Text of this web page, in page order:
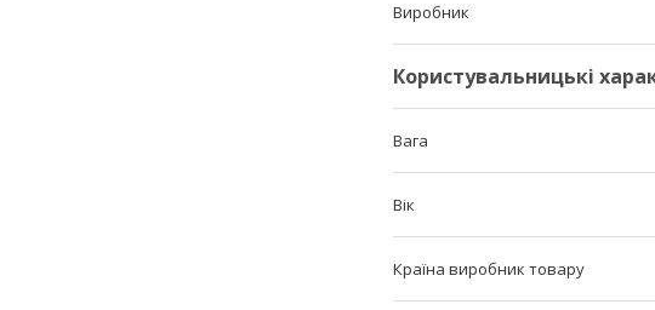
Виробник
Користувальницькі
Вага
Вік
Країна виробник товару